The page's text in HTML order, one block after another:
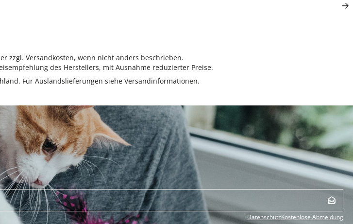
zzgl. Versandkosten, wenn nicht anders beschrieben.
des Herstellers, mit Ausnahme reduzierter Preise.
Für Auslandslieferungen siehe Versandinformationen.
DatenschutzKostenlose Abmeldung